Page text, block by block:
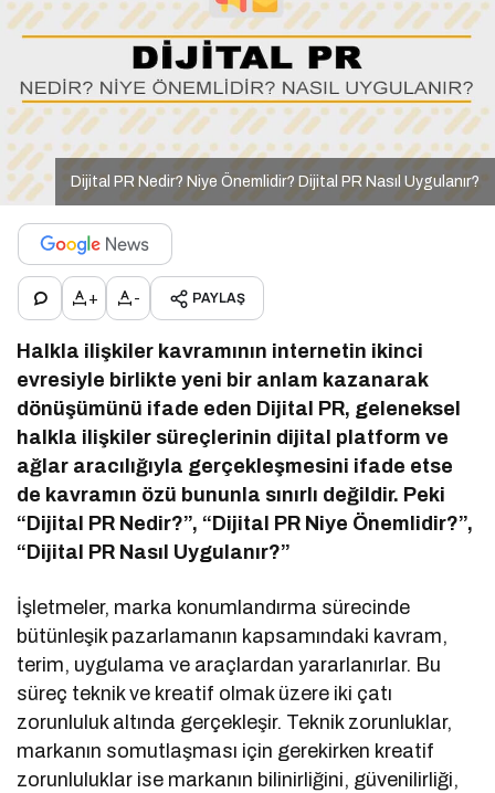
Dijital PR Nedir? Niye Önemlidir? Dijital PR Nasıl Uygulanır?
+ - PAYLAŞ
Halkla ilişkiler kavramının internetin ikinci
evresiyle birlikte yeni bir anlam kazanarak
dönüşümünü ifade eden Dijital PR, geleneksel
halkla ilişkiler süreçlerinin dijital platform ve
ağlar aracılığıyla gerçekleşmesini ifade etse
de kavramın özü bununla sınırlı değildir. Peki
“Dijital PR Nedir?”, “Dijital PR Niye Önemlidir?”,
“Dijital PR Nasıl Uygulanır?”
İşletmeler, marka konumlandırma sürecinde
bütünleşik pazarlamanın kapsamındaki kavram,
terim, uygulama ve araçlardan yararlanırlar. Bu
süreç teknik ve kreatif olmak üzere iki çatı
zorunluluk altında gerçekleşir. Teknik zorunluklar,
markanın somutlaşması için gerekirken kreatif
zorunluluklar ise markanın bilinirliğini, güvenilirliği,